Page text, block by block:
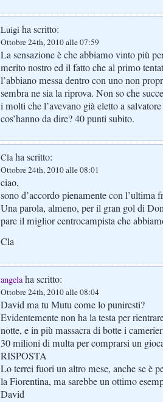
Luigi ha scritto:
Ottobre 24th, 2010 alle 07:59
La sensazione è che abbiamo vinto più
merito nostro ed il fatto che al primo
l’abbiano messa dentro con uno non
sembra ne sia la riprova. Non so che
i molti che l’avevano già eletto a
cos’hanno da dire? 40 punti subito.
Claha scritto:
Ottobre 24th, 2010 alle 08:01
ciao,
sono d’accordo pienamente con l’ultima
Una parola, almeno, per il gran gol di
pare il miglior centrocampista che
Cla
angelaha scritto:
Ottobre 24th, 2010 alle 08:04
David ma tu Mutu come lo puniresti?
Evidentemente non ha la testa per
notte, e in più massacra di botte i
30 milioni di multa per comprarsi un
RISPOSTA
Lo terrei fuori un altro mese, anche se è
la Fiorentina, ma sarebbe un ottimo
David